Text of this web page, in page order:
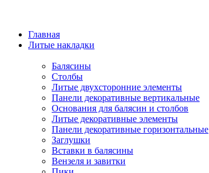
Главная
Литые накладки
Балясины
Столбы
Литые двухсторонние элементы
Панели декоративные вертикальные
Основания для балясин и столбов
Литые декоративные элементы
Панели декоративные горизонтальные
Заглушки
Вставки в балясины
Вензеля и завитки